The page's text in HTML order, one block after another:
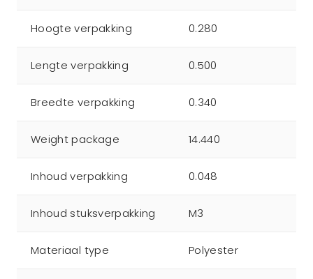
Hoogte verpakking 0.280
Lengte verpakking 0.500
Breedte verpakking 0.340
Weight package 14.440
Inhoud verpakking 0.048
Inhoud stuksverpakking M3
Materiaal type Polyester